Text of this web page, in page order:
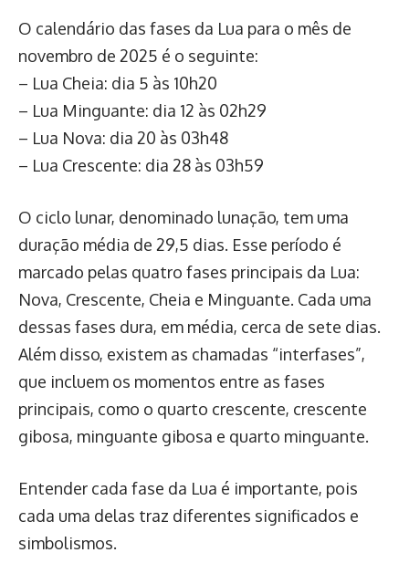
O calendário das fases da Lua para o mês de
novembro de 2025 é o seguinte:
– Lua Cheia: dia 5 às 10h20
– Lua Minguante: dia 12 às 02h29
– Lua Nova: dia 20 às 03h48
– Lua Crescente: dia 28 às 03h59
O ciclo lunar, denominado lunação, tem uma
duração média de 29,5 dias. Esse período é
marcado pelas quatro fases principais da Lua:
Nova, Crescente, Cheia e Minguante. Cada uma
dessas fases dura, em média, cerca de sete dias.
Além disso, existem as chamadas “interfases”,
que incluem os momentos entre as fases
principais, como o quarto crescente, crescente
gibosa, minguante gibosa e quarto minguante.
Entender cada fase da Lua é importante, pois
cada uma delas traz diferentes significados e
simbolismos.